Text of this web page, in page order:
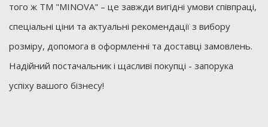
того ж ТМ "MINOVA" – це завжди вигідні умови співпраці,
спеціальні ціни та актуальні рекомендації з вибору
розміру, допомога в оформленні та доставці замовлень.
Надійний постачальник і щасливі покупці - запорука
успіху вашого бізнесу!